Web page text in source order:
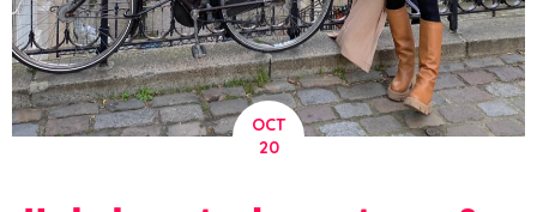
OCT
20